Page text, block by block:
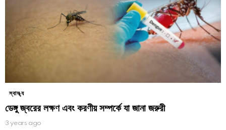
স্বাস্থ্য
ডেঙ্গু জ্বরের লক্ষণ এবং করণীয় সম্পর্কে যা জানা জরুরী
3 years ago